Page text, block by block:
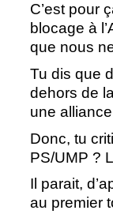
C’est pour
blocage à
que nous
Tu dis que
dehors de
une
Donc, tu
PS/UMP ?
Il parait,
au premier